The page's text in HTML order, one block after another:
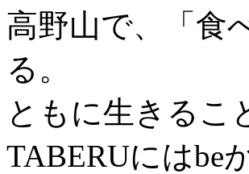
高野山で、「食
る。
ともに生きるこ
TABERUにはbe